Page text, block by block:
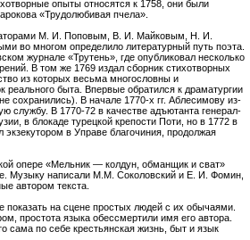
опыты относятся к 1758, они были
«Трудолюбивая пчела».
М. И. Поповым, В. И. Майковым, Н. И.
во многом определило литературный путь поэта.
журнале «Трутень», где опубликовал несколько
В том же 1769 издал сборник стихотворных
из которых весьма многословны и
быта. Впервые обратился к драматургии
сохранились). В начале 1770-х гг. Аблесимову из-
службу. В 1770-72 в качестве адъютанта генерал-
в блокаде турецкой крепости Поти, но в 1772 в
в Управе благочиния, продолжая
опере «Мельник — колдун, обманщик и сват»
Музыку написали М.М. Соколовский и Е. И. Фомин,
автором текста.
показать на сцене простых людей с их обычаями.
простота языка обессмертили имя его автора.
сама по себе крестьянская жизнь, быт и язык